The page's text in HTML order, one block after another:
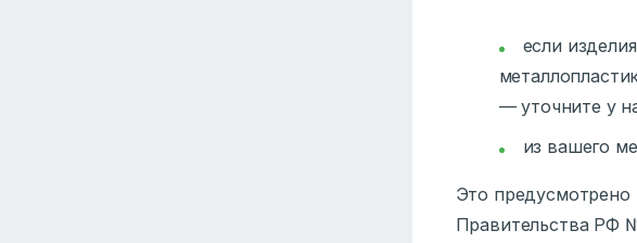
если
— уточните у
из вашего
Это предусмотрено
Правительства РФ